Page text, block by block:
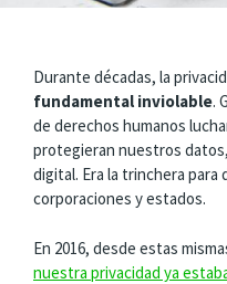
Durante décadas, la
fundamental inviolable.
de derechos humanos
protegieran nuestros
digital. Era la trinchera
corporaciones y estados.
En 2016, desde estas
nuestra privacidad ya